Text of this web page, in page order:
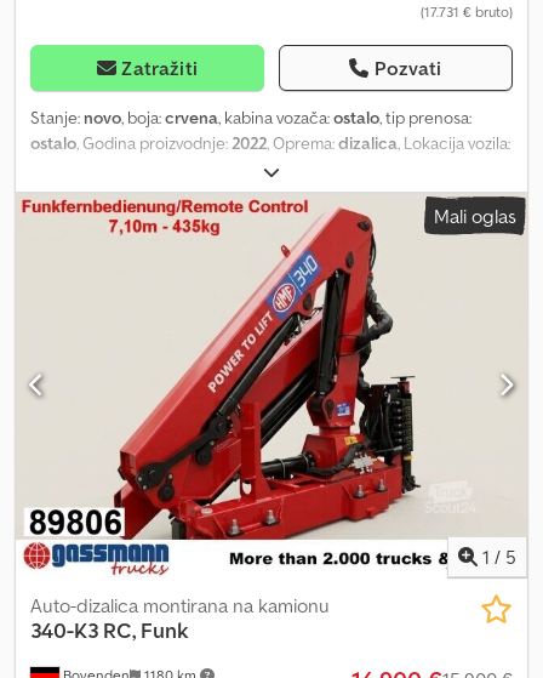
(17.731 € bruto)
Zatražiti Pozvati
Stanje: novo, boja:crvena, kabina vozača:ostalo, tip prenosa:
ostalo , Godina proizvodnje: 2022 , Oprema:dizalica , Lokacija vozila:
u dolasku / u tranzitu, hitno zaustavljanje, upravljanje hvataljkom,
sklopivo, mehanička dvopunktna stabilizacija, radio daljinski
upravljač, 3x hidraulična izvlačenja Dsdszgxmmopfx Aifswa
Nadogradnja: ARHIVSKA SLIKA, HMF 340-K3 RC, radio daljinsko
upravljanje/Remote Control Kompaktna kranska ruka sa visokom
podiznom kapacitetom, radio daljinski upravljač/Remote Control,
3 hidraulična izvlačenja, hidraulični doseg 7,15 m, kapacitet
podizanja 985 kg na 3,2 m izradu, do 435 kg na 7,15 m izradu
Dijagram opterećenja: 3,2m-985kg, 4,5m-695kg, 5,8m-535kg, 7,1m-
435kg! INFORMACIJE O OPREMI BEZ GARANCIJE, zadržavamo
pravo na izmene, međuprodaju i greške!
Mali oglas
1 / 5
Auto-dizalica montirana na kamionu
340-K3 RC, Funk